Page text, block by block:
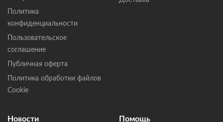
Политика
конфиденциальности
Пользовательское
соглашение
Публичная оферта
Политика обработки файлов
Cookie
Новости Помощь